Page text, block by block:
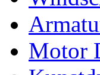
Motor